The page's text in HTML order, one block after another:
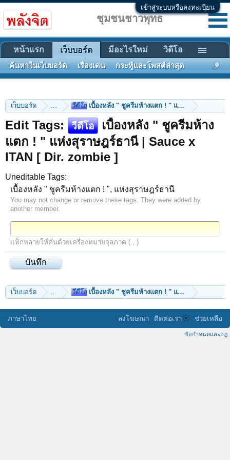
เข้าสู่ระบบหรือลงทะเบียน
เว็บบอร์ด ... วีดีโอเบื้องหลัง " ชูครีมห้างแตก ! " แห่งสุราษฎร์ธานี |
Edit Tags: วีดีโอ
เบื้องหลัง " ชูครีมห้าง
แตก ! " แห่งสุราษฎร์ธานี | Sauce x
ITAN [ Dir. zombie ]
Uneditable Tags:
เบื้องหลัง " ชูครีมห้างแตก ! ", แห่งสุราษฎร์ธานี
You may not change or remove these tags. They were added by
another member.
แท็กหลายให้คั่นด้วยเครื่องหมายจุลภาค ( , )
เว็บบอร์ด ... วีดีโอเบื้องหลัง " ชูครีมห้างแตก ! " แห่งสุราษฎร์ธานี |
ชุมชนชาวพุทธ
หน้าแรก เว็บบอร์ด
ค้นหาในเว็บบอร์ด เรื่องเด่น กระทู้และโพสต์ล่าสุด
มีอะไรใหม่ วิดีโอ
ภาษาไทย ลงโฆษณา ติดต่อเรา ช่วยเหลือ
ข้อกำหนดและกฎ